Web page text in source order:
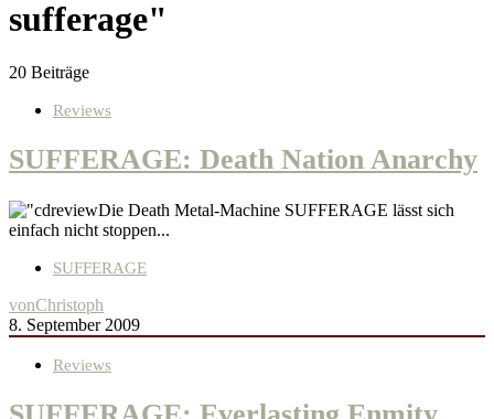
sufferage"
20 Beiträge
Reviews
SUFFERAGE: Death Nation Anarchy
Die Death Metal-Machine SUFFERAGE lässt sich
einfach nicht stoppen...
SUFFERAGE
vonChristoph
8. September 2009
Reviews